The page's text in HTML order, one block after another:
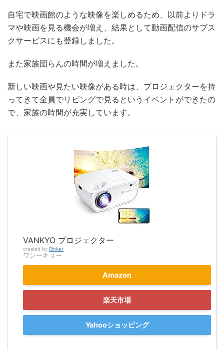
自宅で映画館のような映像を楽しめるため、以前よりドラ
マや映画を見る機会が増え、結果として動画配信のサブス
クサービスにも登録しました。
また家族団らんの時間が増えました。
新しい映画や見たい映像がある時は、プロジェクターを持
ってきて全員でリビングで見るというイベントができたの
で、家族の時間が充実しています。
VANKYO プロジェクター
created by Rinker
ワンーキョー
Amazon
楽天市場
Yahooショッピング